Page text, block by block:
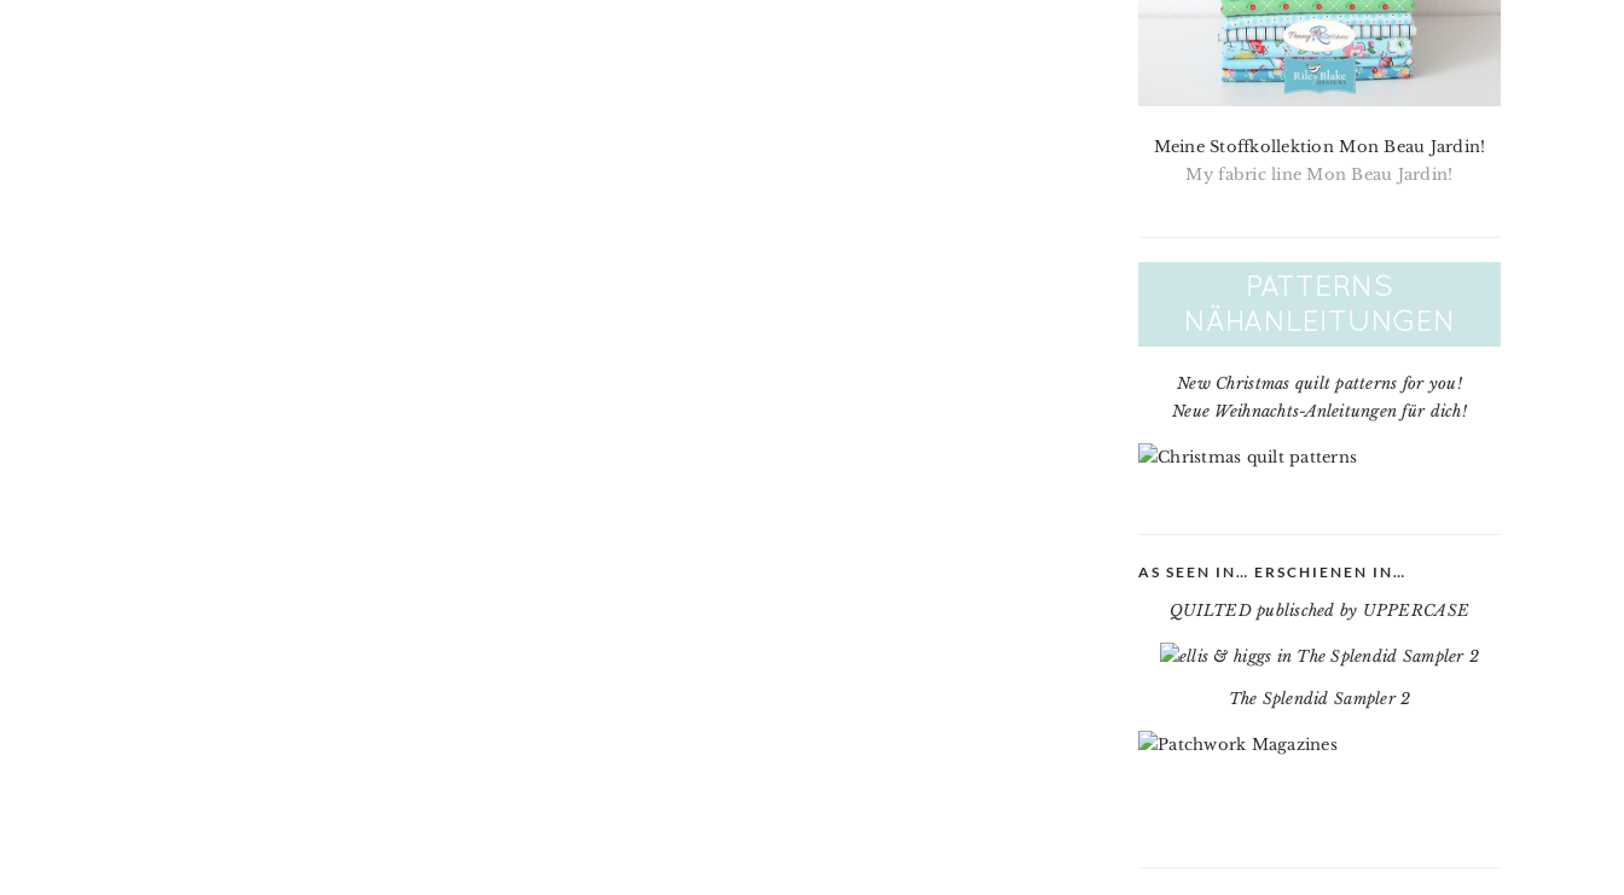
Meine Stoffkollektion Mon Beau Jardin!
My fabric line Mon Beau Jardin!
New Christmas quilt patterns for you!
Neue Weihnachts-Anleitungen für dich!
AS SEEN IN… ERSCHIENEN IN…
QUILTED publisched by UPPERCASE
The Splendid Sampler 2